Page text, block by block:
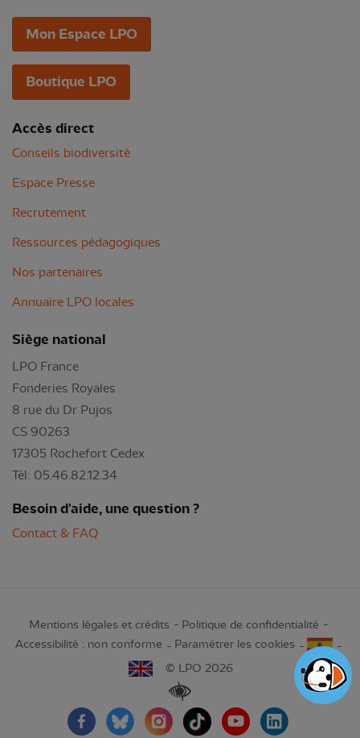
Mon Espace LPO
Boutique LPO
Accès direct
Conseils biodiversité
Espace Presse
Recrutement
Ressources pédagogiques
Nos partenaires
Annuaire LPO locales
Siège national
LPO France
Fonderies Royales
8 rue du Dr Pujos
CS 90263
17305 Rochefort Cedex
Tél: 05.46.82.12.34
Besoin d'aide, une question ?
Contact & FAQ
Mentions légales et crédits
Politique de confidentialité
Accessibilité : non conforme
Paramétrer les cookies
© LPO 2026
Renforcer les contrastes